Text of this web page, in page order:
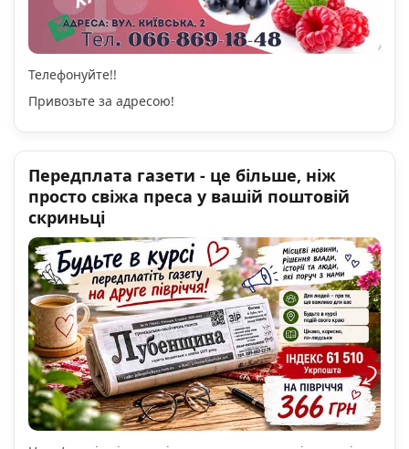
Телефонуйте!!
Привозьте за адресою!
Передплата газети - це більше, ніж
просто свіжа преса у вашій поштовій
скриньці